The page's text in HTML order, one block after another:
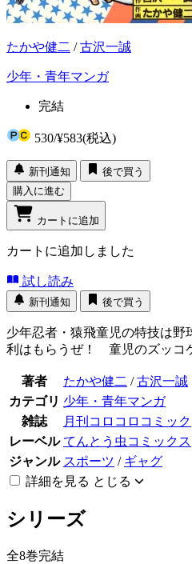
たかや健二 /古沢一誠
少年・青年マンガ
完結
530/¥583(税込)
新刊通知
後で買う
購入に進む
カートに追加
カートに追加しました
試し読み
新刊通知 後で買う
少年忍者・猿飛童児の特技は
利はもらうぜ！ 童児のズッコ
著者 たかや健二 /古沢一誠
カテゴリ 少年・青年マンガ
雑誌
月刊コロコロコミック
レーベル てんとう虫コミックス
ジャンル スポーツ / ギャグ
詳細を見る とじる
シリーズ
全8巻完結